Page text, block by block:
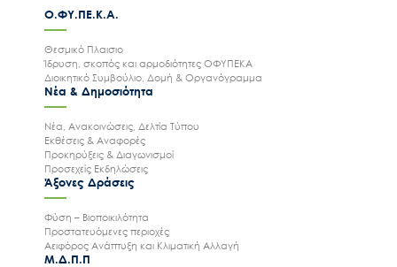
Ο.ΦΥ.ΠΕ.Κ.Α.
Θεσμικό Πλαισιο
Ίδρυση, σκοπός και αρμοδιότητες ΟΦΥΠΕΚΑ
Διοικητικό Συμβούλιο, Δομή & Οργανόγραμμα
Νέα & Δημοσιότητα
Νέα, Ανακοινώσεις, Δελτία Τύπου
Εκθέσεις & Αναφορές
Προκηρύξεις & Διαγωνισμοί
Προσεχείς Εκδηλώσεις
Άξονες Δράσεις
Φύση – Βιοποικιλότητα
Προστατευόμενες περιοχές
Αειφόρος Ανάπτυξη και Κλιματική Αλλαγή
Μ.Δ.Π.Π